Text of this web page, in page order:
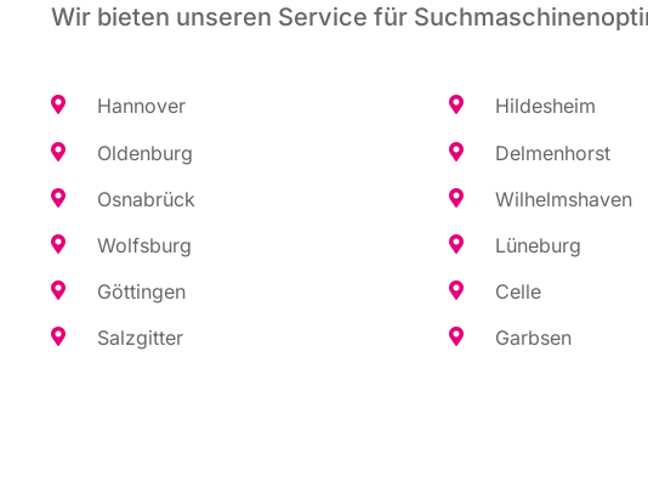
Wir bieten unseren Service für
Han­no­ver
Olden­burg
Osna­brück
Wolfs­burg
Göt­tin­gen
Salz­git­ter
Hil­des­heim
Del­men­horst
Wil­helms­ha­ven
Lüne­burg
Cel­le
Garb­sen